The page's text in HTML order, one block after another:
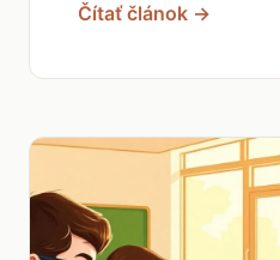
Čítať článok →